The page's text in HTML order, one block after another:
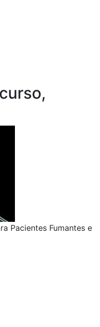
Pacientes Fumantes e